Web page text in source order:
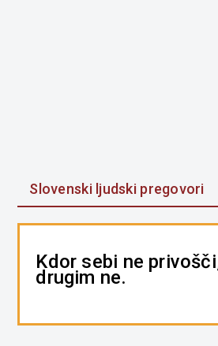
Slovenski ljudski pregovori
Kdor sebi ne
drugim ne.